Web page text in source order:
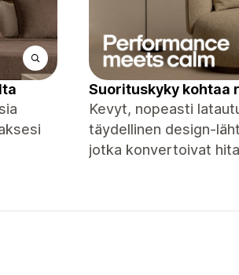
Suorituskyky kohtaa
Kevyt, nopeasti
täydellinen design-
jotka konvertoivat